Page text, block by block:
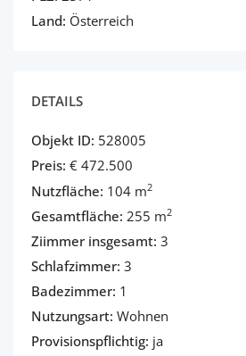
Land: Österreich
DETAILS
Objekt ID: 528005
Preis: € 472.500
Nutzfläche: 104 m2
Gesamtfläche: 255 m2
Ziimmer insgesamt: 3
Schlafzimmer: 3
Badezimmer: 1
Nutzungsart: Wohnen
Provisionspflichtig: ja